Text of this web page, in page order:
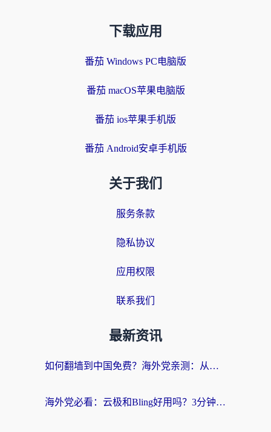
下载应用
番茄 Windows PC电脑版
番茄 macOS苹果电脑版
番茄 ios苹果手机版
番茄 Android安卓手机版
关于我们
服务条款
隐私协议
应用权限
联系我们
最新资讯
如何翻墙到中国免费？海外党亲测：从踩坑到选对加速器的全攻略
海外党必看：云极和Bling好用吗？3分钟教你选对回国加速器